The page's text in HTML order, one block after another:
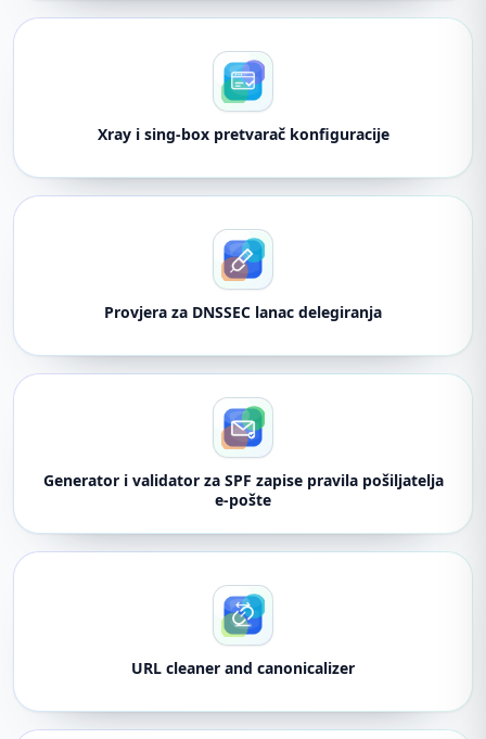
Xray i sing-box pretvarač konfiguracije
Provjera za DNSSEC lanac delegiranja
Generator i validator za SPF zapise pravila pošiljatelja
e-pošte
URL cleaner and canonicalizer